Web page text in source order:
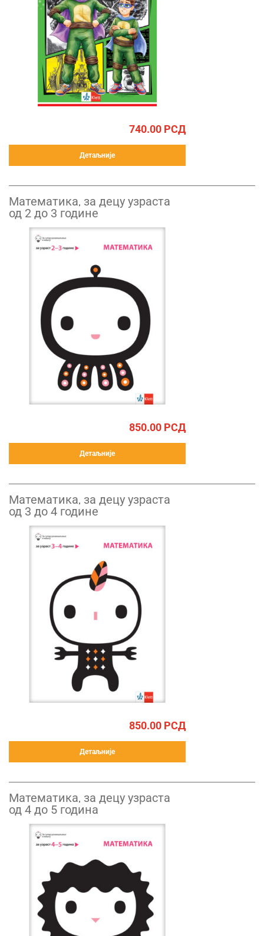
740.00 РСД
Детаљније
Математика, за децу узраста
од 2 до 3 године
850.00 РСД
Детаљније
Математика, за децу узраста
од 3 до 4 године
850.00 РСД
Детаљније
Математика, за децу узраста
од 4 до 5 година